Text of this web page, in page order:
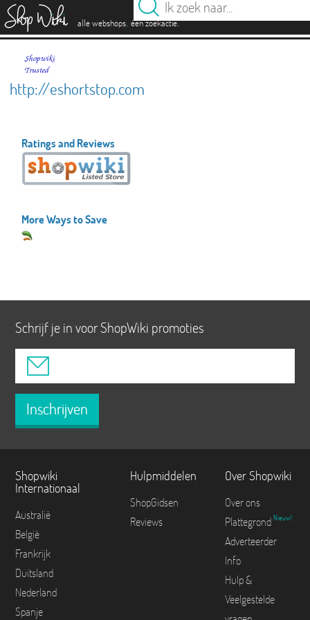
alle webshops. één zoekactie.
http://eshortstop.com
Ratings and Reviews
More Ways to Save
Schrijf je in voor ShopWiki promoties
Inschrijven
Shopwiki
Internationaal
Australië
België
Frankrijk
Duitsland
Nederland
Spanje
Hulpmiddelen
ShopGidsen
Reviews
Over Shopwiki
Over ons
Plattegrond Nieuw!
Adverteerder
Info
Hulp &
Veelgestelde